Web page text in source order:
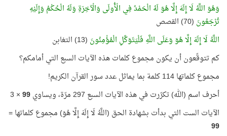
وَهُوَ اللَّهُ لَا إِلَهَ إِلَّا هُوَ لَهُ الْحَمْدُ فِي الْأُولَى وَالْآخِرَةِ وَلَهُ الْحُكْمُ وَإِلَيْهِ
تُرْجَعُونَ (70) القصص
اللَّهُ لَا إِلَهَ إِلَّا هُوَ وَعَلَى اللَّهِ فَلْيَتَوَكَّلِ الْمُؤْمِنُونَ (13) التغابن
كم تتوقّعون أن يكون مجموع كلمات هذه الآيات السبع التي أمامكم؟
مجموع كلماتها 114 كلمة بما يماثل عدد سور القرآن الكريم!
أحرف اسم (الله) تكرّرت في هذه الآيات السبع 297 مرّة، ويساوي
99
× 3
الآيات الست التي بدأت بشهادة الحق (اللَّهُ لَا إِلَهَ إِلَّا هُوَ) مجموع كلماتها =
99